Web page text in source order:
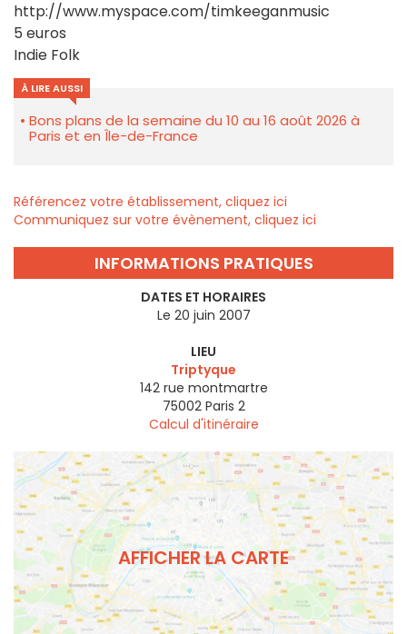
http://www.myspace.com/timkeeganmusic
5 euros
Indie Folk
À LIRE AUSSI
Bons plans de la semaine du 10 au 16 août 2026 à
Paris et en Île-de-France
Référencez votre établissement, cliquez ici
Communiquez sur votre évènement, cliquez ici
INFORMATIONS PRATIQUES
DATES ET HORAIRES
Le 20 juin 2007
LIEU
Triptyque
142 rue montmartre
75002 Paris 2
Calcul d'itinéraire
AFFICHER LA CARTE